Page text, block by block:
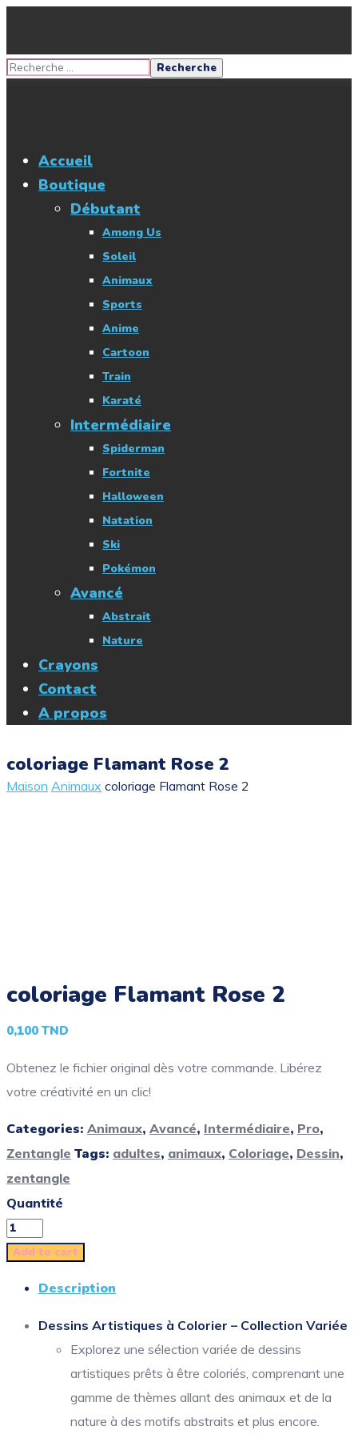
Accueil
Boutique
Débutant
Among Us
Soleil
Animaux
Sports
Anime
Cartoon
Train
Karaté
Intermédiaire
Spiderman
Fortnite
Halloween
Natation
Ski
Pokémon
Avancé
Abstrait
Nature
Crayons
Contact
A propos
coloriage Flamant Rose 2
Maison Animaux coloriage Flamant Rose 2
coloriage Flamant Rose 2
0,100 TND
Obtenez le fichier original dès votre commande. Libérez
votre créativité en un clic!
Categories: Animaux, Avancé, Intermédiaire, Pro,
Zentangle Tags: adultes, animaux, Coloriage, Dessin,
zentangle
Quantité
Add to cart
Description
Dessins Artistiques à Colorier – Collection Variée
Explorez une sélection variée de dessins
artistiques prêts à être coloriés, comprenant une
gamme de thèmes allant des animaux et de la
nature à des motifs abstraits et plus encore.